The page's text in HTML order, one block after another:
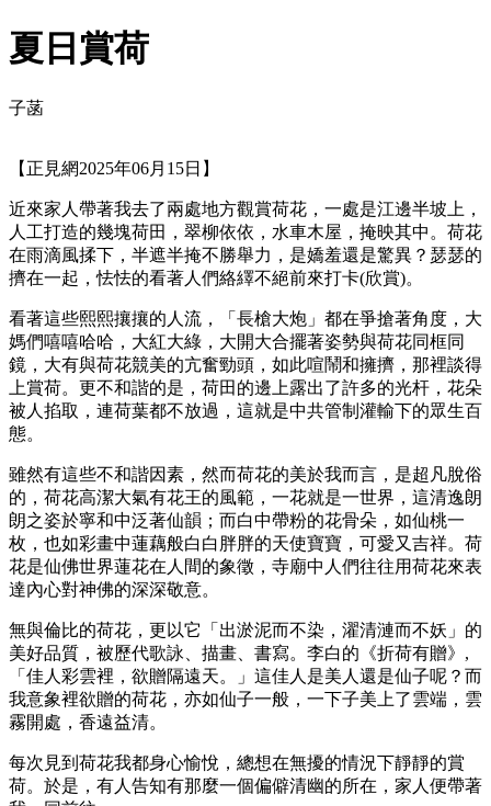
夏日賞荷
子菡
【正見網2025年06月15日】
近來家人帶著我去了兩處地方觀賞荷花，一處是江邊半坡上，
人工打造的幾塊荷田，翠柳依依，水車木屋，掩映其中。荷花
在雨滴風揉下，半遮半掩不勝舉力，是嬌羞還是驚異？瑟瑟的
擠在一起，怯怯的看著人們絡繹不絕前來打卡(欣賞)。
看著這些熙熙攘攘的人流，「長槍大炮」都在爭搶著角度，大
媽們嘻嘻哈哈，大紅大綠，大開大合擺著姿勢與荷花同框同
鏡，大有與荷花競美的亢奮勁頭，如此喧鬧和擁擠，那裡談得
上賞荷。更不和諧的是，荷田的邊上露出了許多的光杆，花朵
被人掐取，連荷葉都不放過，這就是中共管制灌輸下的眾生百
態。
雖然有這些不和諧因素，然而荷花的美於我而言，是超凡脫俗
的，荷花高潔大氣有花王的風範，一花就是一世界，這清逸朗
朗之姿於寧和中泛著仙韻；而白中帶粉的花骨朵，如仙桃一
枚，也如彩畫中蓮藕般白白胖胖的天使寶寶，可愛又吉祥。荷
花是仙佛世界蓮花在人間的象徵，寺廟中人們往往用荷花來表
達內心對神佛的深深敬意。
無與倫比的荷花，更以它「出淤泥而不染，濯清漣而不妖」的
美好品質，被歷代歌詠、描畫、書寫。李白的《折荷有贈》,
「佳人彩雲裡，欲贈隔遠天。」這佳人是美人還是仙子呢？而
我意象裡欲贈的荷花，亦如仙子一般，一下子美上了雲端，雲
霧開處，香遠益清。
每次見到荷花我都身心愉悅，總想在無擾的情況下靜靜的賞
荷。於是，有人告知有那麼一個偏僻清幽的所在，家人便帶著